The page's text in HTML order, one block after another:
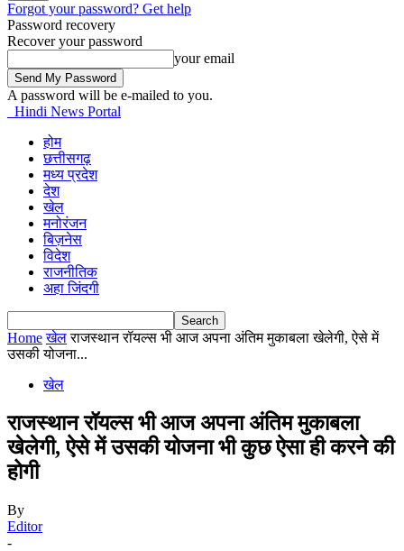
Forgot your password? Get help
Password recovery
Recover your password
your email
A password will be e-mailed to you.
Hindi News Portal
होम
छत्तीसगढ़
मध्य प्रदेश
देश
खेल
मनोरंजन
बिज़नेस
विदेश
राजनीतिक
अहा जिंदगी
Home खेल राजस्थान रॉयल्स भी आज अपना अंतिम मुकाबला खेलेगी, ऐसे में
उसकी योजना...
खेल
राजस्थान रॉयल्स भी आज अपना अंतिम मुकाबला
खेलेगी, ऐसे में उसकी योजना भी कुछ ऐसा ही करने की
होगी
By
Editor
-